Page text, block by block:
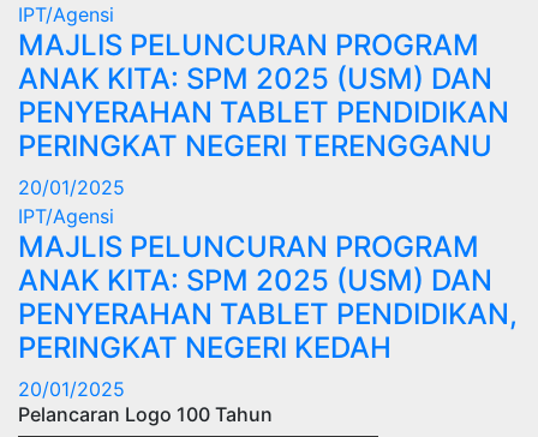
IPT/Agensi
MAJLIS PELUNCURAN PROGRAM
ANAK KITA: SPM 2025 (USM) DAN
PENYERAHAN TABLET PENDIDIKAN
PERINGKAT NEGERI TERENGGANU
20/01/2025
IPT/Agensi
MAJLIS PELUNCURAN PROGRAM
ANAK KITA: SPM 2025 (USM) DAN
PENYERAHAN TABLET PENDIDIKAN,
PERINGKAT NEGERI KEDAH
20/01/2025
Pelancaran Logo 100 Tahun